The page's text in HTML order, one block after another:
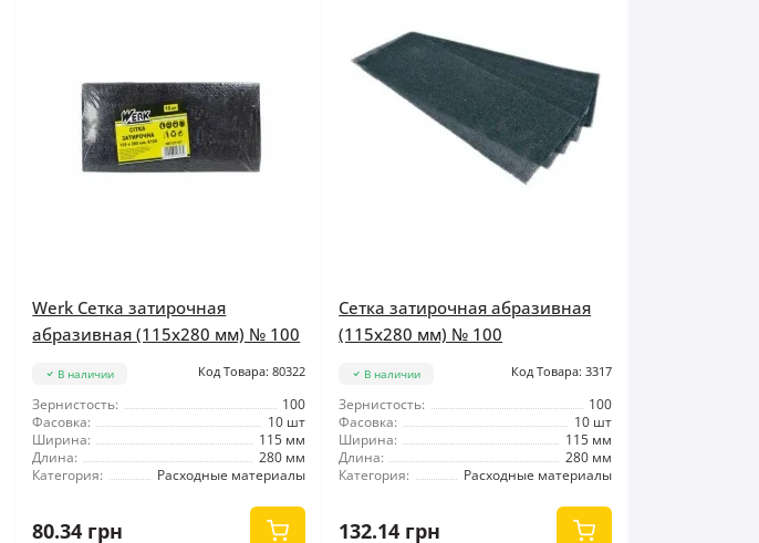
Werk Сетка затирочная
абразивная (115x280 мм) № 100
В наличии Код Товара: 80322
Зернистость:
100
Фасовка:
10 шт
Ширина:
115 мм
Длина:
280 мм
Категория:
Расходные материалы
80.34 грн
Сетка затирочная абразивная
(115x280 мм) № 100
В наличии Код Товара: 3317
Зернистость:
100
Фасовка:
10 шт
Ширина:
115 мм
Длина:
280 мм
Категория:
Расходные материалы
132.14 грн